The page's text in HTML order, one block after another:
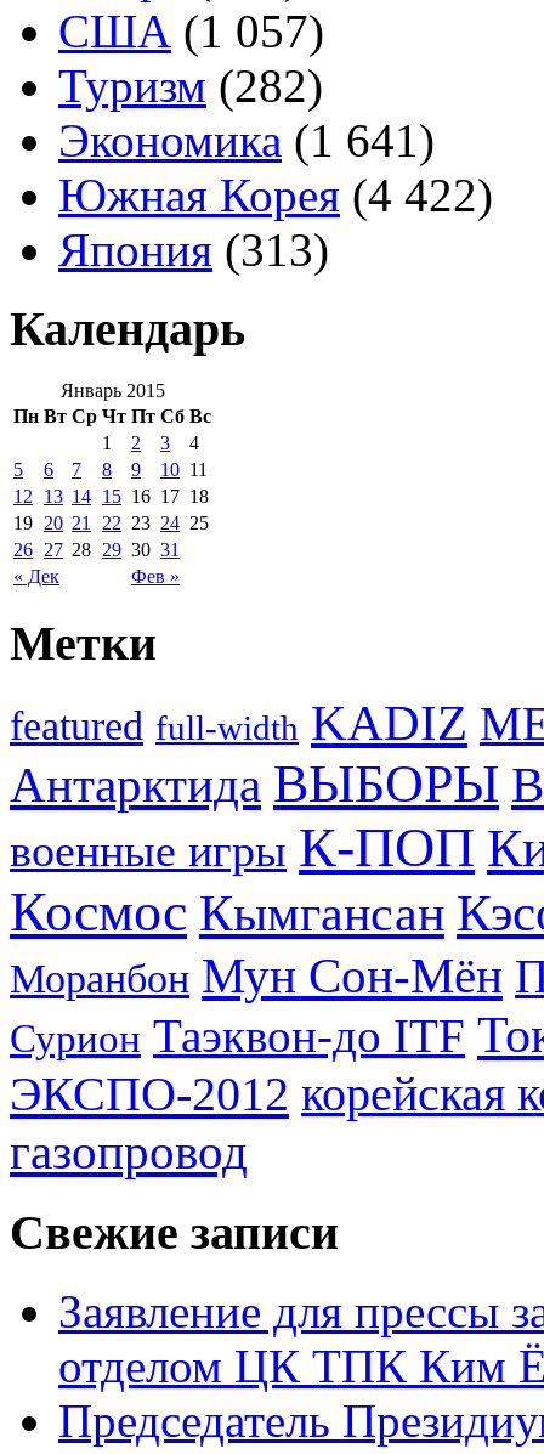
США (1 057)
Туризм (282)
Экономика (1 641)
Южная Корея (4 422)
Япония (313)
Календарь
Январь 2015
Пн Вт Ср Чт Пт Сб Вс
« Дек Фев »
1 2 3
4
5
6 7 8 9 10 11
12
13 14 15 16 17 18
19 20 21 22 23 24 25
26 27 28 29 30 31
Метки
featured full-width KADIZ
Антарктида ВЫБОРЫ
военные игры К-ПОП
Космос Кымгансан
Моранбон Мун Сон-Мён
Сурион Таэквон-до ITF
ЭКСПО-2012 корейская
газопровод
Свежие записи
Заявление для прессы
отделом ЦК ТПК Ким
Председатель